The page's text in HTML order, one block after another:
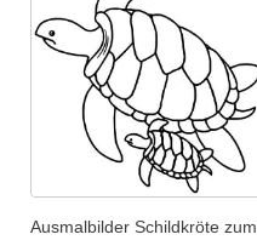
Ausmalbilder Schildkröte zum